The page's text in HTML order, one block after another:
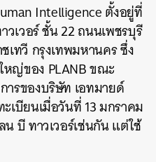
Intelligence ตั้งอยู่ที่
เวอร์ ชั้น 22 ถนนเพชรบุรี
เทวี กรุงเทพมหานคร ซึ่ง
หญ่ของ PLANB ขณะ
รของบริษัท เอทมายด์
เบียนเมื่อวันที่ 13 มกราคม
บี ทาวเวอร์เช่นกัน แต่ใช้